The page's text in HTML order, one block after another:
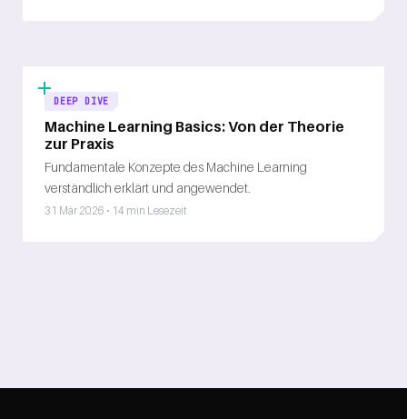
DEEP DIVE
Machine Learning Basics: Von der Theorie
zur Praxis
Fundamentale Konzepte des Machine Learning
verständlich erklärt und angewendet.
31 Mär 2026 • 14 min Lesezeit